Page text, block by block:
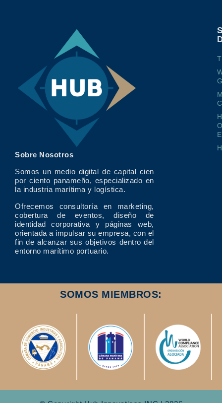
Sobre Nosotros
Somos un medio digital de capital cien
por ciento panameño, especializado en
la industria marítima y logística.
Ofrecemos consultoría en marketing,
cobertura de eventos, diseño de
identidad corporativa y páginas web,
orientada a impulsar su empresa, con el
fin de alcanzar sus objetivos dentro del
entorno marítimo portuario.
SOMOS MIEMBROS: